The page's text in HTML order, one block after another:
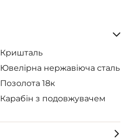
Кришталь
Ювелірна нержавіюча сталь
Позолота 18к
Карабін з подовжувачем